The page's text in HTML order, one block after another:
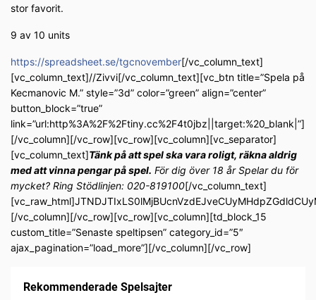
stor favorit.
9 av 10 units
https://spreadsheet.se/tgcnovember[/vc_column_text]
[vc_column_text]//Zivvi[/vc_column_text][vc_btn title=”Spela på
Kecmanovic M.” style=”3d” color=”green” align=”center”
button_block=”true”
link=”url:http%3A%2F%2Ftiny.cc%2F4t0jbz||target:%20_blank|”]
[/vc_column][/vc_row][vc_row][vc_column][vc_separator]
[vc_column_text]Tänk på att spel ska vara roligt, räkna aldrig
med att vinna pengar på spel. För dig över 18 år Spelar du för
mycket? Ring Stödlinjen: 020-819100[/vc_column_text]
[/vc_column][/vc_row][vc_row][vc_column][td_block_15
custom_title=”Senaste speltipsen” category_id=”5″
ajax_pagination=”load_more”][/vc_column][/vc_row]
Rekommenderade Spelsajter